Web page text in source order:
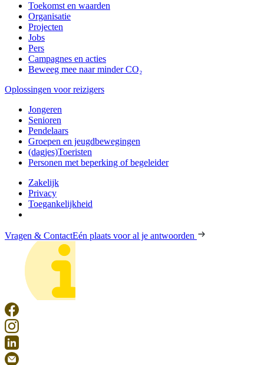
Toekomst en waarden
Organisatie
Projecten
Jobs
Pers
Campagnes en acties
Beweeg mee naar minder CO₂
Oplossingen voor reizigers
Jongeren
Senioren
Pendelaars
Groepen en jeugdbewegingen
(dagjes)Toeristen
Personen met beperking of begeleider
Zakelijk
Privacy
Toegankelijkheid
Vragen & ContactEén plaats voor al je antwoorden